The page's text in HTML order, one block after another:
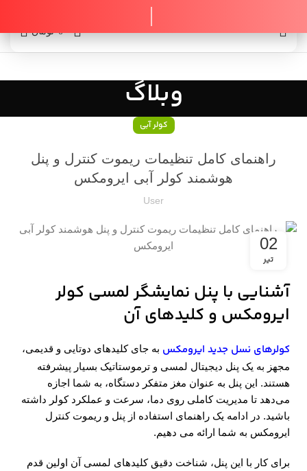
تومان 0
وبلاگ
کولر آبی
راهنمای کامل تنظیمات ریموت کنترل و پنل
هوشمند کولر آبی ایرومکس
User
02
تیر
آشنایی با پنل نمایشگر لمسی کولر
ایرومکس و کلیدهای آن
کولرهای نسل جدید ایرومکس به جای کلیدهای دوتایی و قدیمی،
مجهز به یک پنل دیجیتال لمسی و ترموستاتیک بسیار پیشرفته
هستند. این پنل به عنوان مغز متفکر دستگاه، به شما اجازه
می‌دهد تا مدیریت کاملی روی دما، سرعت و عملکرد کولر داشته
باشید. در ادامه یک راهنمای استفاده از پنل و ریموت کنترل
ایرومکس به شما ارائه می دهیم.
برای کار با این پنل، شناخت دقیق کلیدهای لمسی آن اولین قدم